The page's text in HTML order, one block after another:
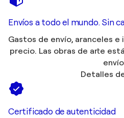
Envíos a todo el mundo. Sin
Gastos de envío, aranceles
precio. Las obras de arte
Detalles
Certificado de autenticidad